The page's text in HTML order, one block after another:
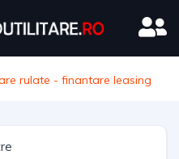
rulate - finantare leasing